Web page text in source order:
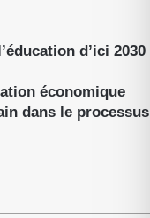
d’ici 2030
économique
dans le processus